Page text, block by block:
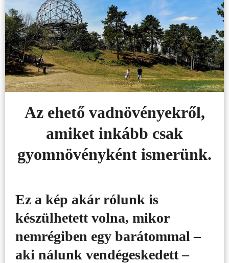
Az ehető vadnövényekről,
amiket inkább csak
gyomnövényként ismerünk.
Ez a kép akár rólunk is
készülhetett volna, mikor
nemrégiben egy barátommal –
aki nálunk vendégeskedett –